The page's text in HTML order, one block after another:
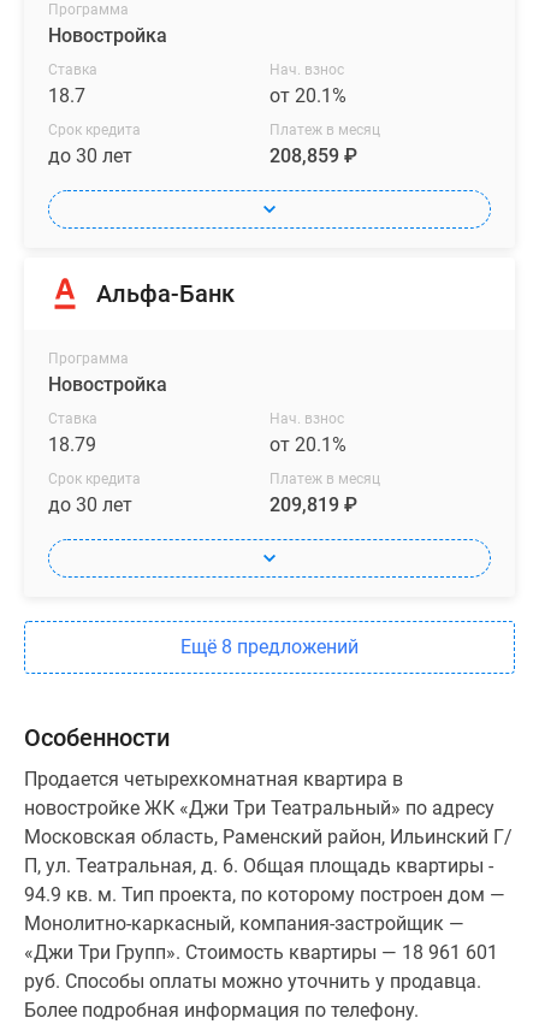
Программа
Новостройка
Ставка
18.7
Нач. взнос
от 20.1%
Срок кредита
до 30 лет
Платеж в месяц
208,859 ₽
Альфа-Банк
Программа
Новостройка
Ставка
18.79
Нач. взнос
от 20.1%
Срок кредита
до 30 лет
Платеж в месяц
209,819 ₽
Ещё 8 предложений
Особенности
Продается четырехкомнатная квартира в
новостройке ЖК «Джи Три Театральный» по адресу
Московская область, Раменский район, Ильинский Г/
П, ул. Театральная, д. 6. Общая площадь квартиры -
94.9 кв. м. Тип проекта, по которому построен дом —
Монолитно-каркасный, компания-застройщик —
«Джи Три Групп». Стоимость квартиры — 18 961 601
руб. Способы оплаты можно уточнить у продавца.
Более подробная информация по телефону.